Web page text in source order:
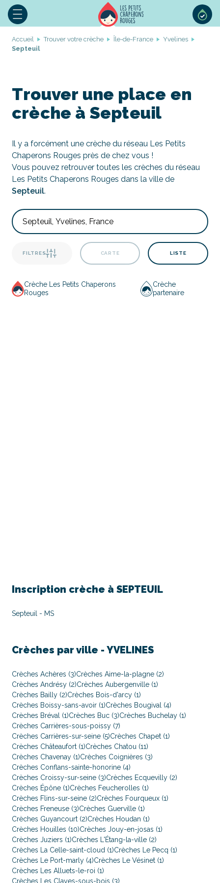
Accueil Trouver votre crèche Île-de-France
Yvelines
Septeuil
Trouver une place en
crèche à Septeuil
Il y a forcément une crèche du réseau Les Petits
Chaperons Rouges près de chez vous !
Vous pouvez retrouver toutes les crèches du réseau
Les Petits Chaperons Rouges dans la ville de
Septeuil.
FILTRES CARTE LISTE
Crèche Les Petits Chaperons
Rouges
Crèche
partenaire
Inscription crèche à SEPTEUIL
Septeuil - MS
Crèches par ville - YVELINES
Crèches Achères (3)Crèches Aime-la-plagne (2)
Crèches Andrésy (2)Crèches Aubergenville (1)
Crèches Bailly (2)Crèches Bois-d'arcy (1)
Crèches Boissy-sans-avoir (1)Crèches Bougival (4)
Crèches Bréval (1)Crèches Buc (3)Crèches Buchelay (1)
Crèches Carrières-sous-poissy (7)
Crèches Carrières-sur-seine (5)Crèches Chapet (1)
Crèches Châteaufort (1)Crèches Chatou (11)
Crèches Chavenay (1)Crèches Coignières (3)
Crèches Conflans-sainte-honorine (4)
Crèches Croissy-sur-seine (3)Crèches Ecquevilly (2)
Crèches Épône (1)Crèches Feucherolles (1)
Crèches Flins-sur-seine (2)Crèches Fourqueux (1)
Crèches Freneuse (3)Crèches Guerville (1)
Crèches Guyancourt (2)Crèches Houdan (1)
Crèches Houilles (10)Crèches Jouy-en-josas (1)
Crèches Juziers (1)Crèches L'Étang-la-ville (2)
Crèches La Celle-saint-cloud (1)Crèches Le Pecq (1)
Crèches Le Port-marly (4)Crèches Le Vésinet (1)
Crèches Les Alluets-le-roi (1)
Crèches Les Clayes-sous-bois (3)